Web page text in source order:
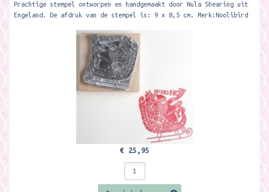
Prachtige stempel ontworpen en handgemaakt door Nula Shearing uit
Engeland. De afdruk van de stempel is: 9 x 8,5 cm. Merk:Noolibird
€ 25,95